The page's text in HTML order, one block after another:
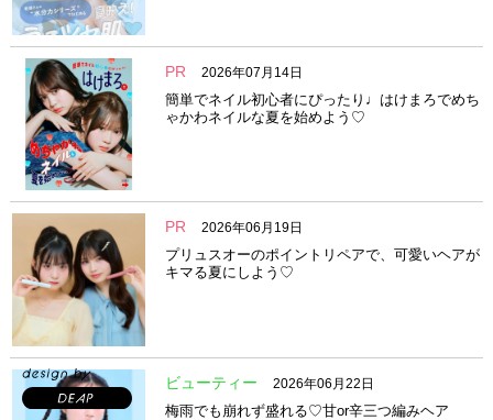
PR 2026年07月14日
簡単でネイル初心者にぴったり♩はけまろでめち
ゃかわネイルな夏を始めよう♡
PR 2026年06月19日
プリュスオーのポイントリペアで、可愛いヘアが
キマる夏にしよう♡
ビューティー 2026年06月22日
梅雨でも崩れず盛れる♡甘or辛三つ編みヘア